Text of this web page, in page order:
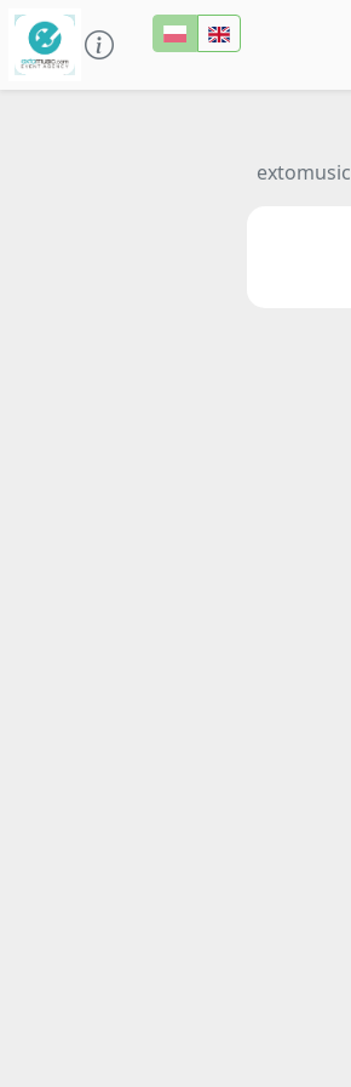
extomusic